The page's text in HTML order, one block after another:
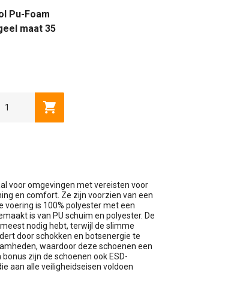
Pu-Foam
maat 35
38Toevoegen aan winkelwagen
voor omgevingen met vereisten voor
en comfort. Ze zijn voorzien van een
voering is 100% polyester met een
is van PU schuim en polyester. De
nodig hebt, terwijl de slimme
door schokken en botsenergie te
waardoor deze schoenen een
zijn de schoenen ook ESD-
aan alle veiligheidseisen voldoen